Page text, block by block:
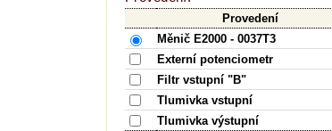
Provedení
Měnič E2000 - 0037T3
Externí potenciometr
Filtr vstupní "B"
Tlumivka vstupní
Tlumivka výstupní